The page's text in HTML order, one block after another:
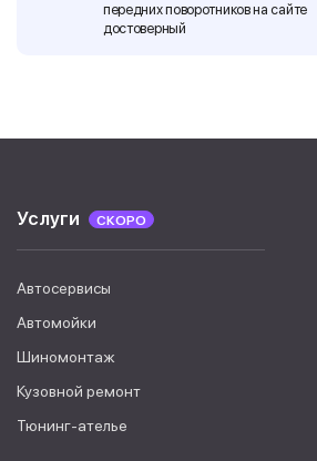
передних поворотников на сайте
достоверный
Услуги СКОРО
Автосервисы
Автомойки
Шиномонтаж
Кузовной ремонт
Тюнинг-ателье